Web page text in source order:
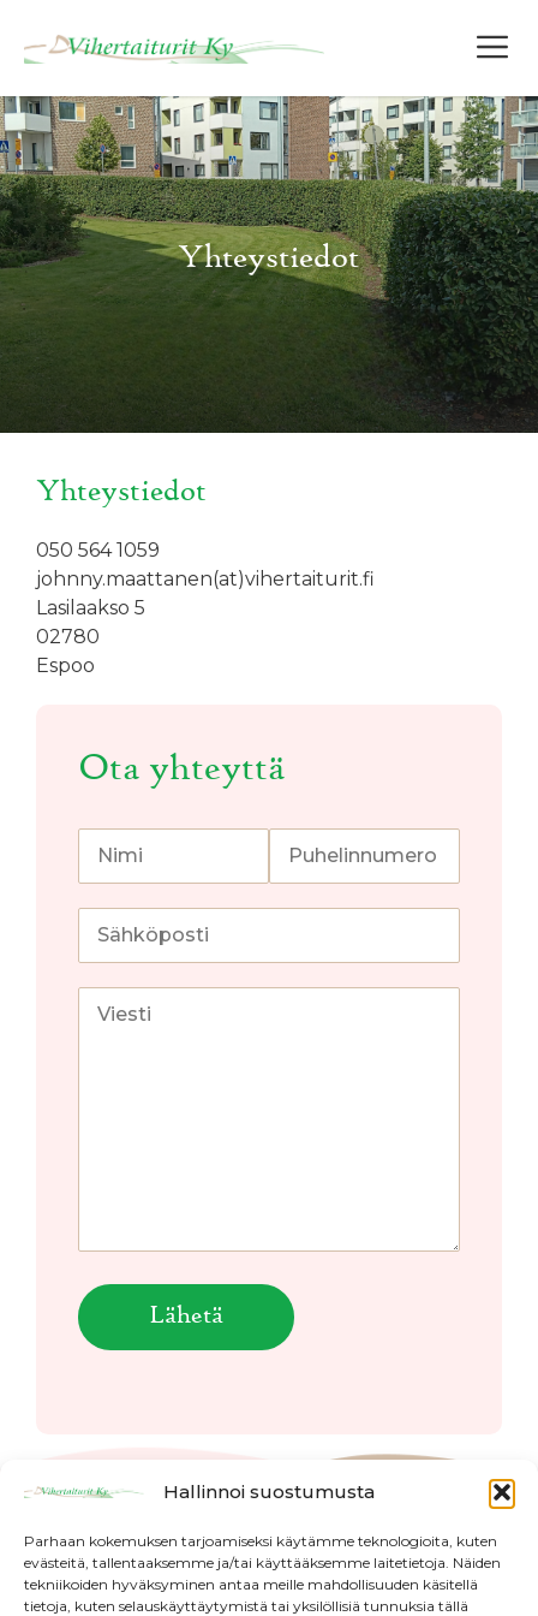
Hallinnoi suostumusta
Parhaan kokemuksen tarjoamiseksi käytämme teknologioita, kuten
evästeitä, tallentaaksemme ja/tai käyttääksemme laitetietoja. Näiden
tekniikoiden hyväksyminen antaa meille mahdollisuuden käsitellä
tietoja, kuten selauskäyttäytymistä tai yksilöllisiä tunnuksia tällä
sisältöön
Yhteystiedot
Yhteystiedot
050 564 1059
johnny.maattanen(at)vihertaiturit.fi
Lasilaakso 5
02780
Espoo
Ota yhteyttä